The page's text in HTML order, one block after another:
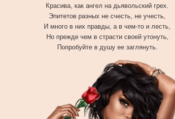
Красива, как ангел на дьявольский грех.
Эпитетов разных не счесть, не учесть,
И много в них правды, а в чем-то и лесть,
Но прежде чем в страсти своей утонуть,
Попробуйте в душу ее заглянуть.